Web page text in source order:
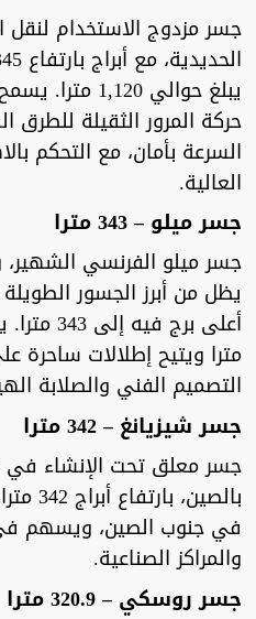
جسر مزدوج الاستخدام
يبلغ حوالي
حركة المرور الثقيلة للطرق
السرعة بأمان، مع التحكم
العالية.
جسر ميلو – 343 مترا
يظل من أبرز الجسور
مترا ويتيح إطلالات ساحرة
التصميم الفني والصلابة
جسر شيزيانغ – 342 مترا
جسر معلق تحت الإنشاء في
في جنوب الصين، ويسهم
والمراكز الصناعية.
جسر روسكي – 320.9 مترا